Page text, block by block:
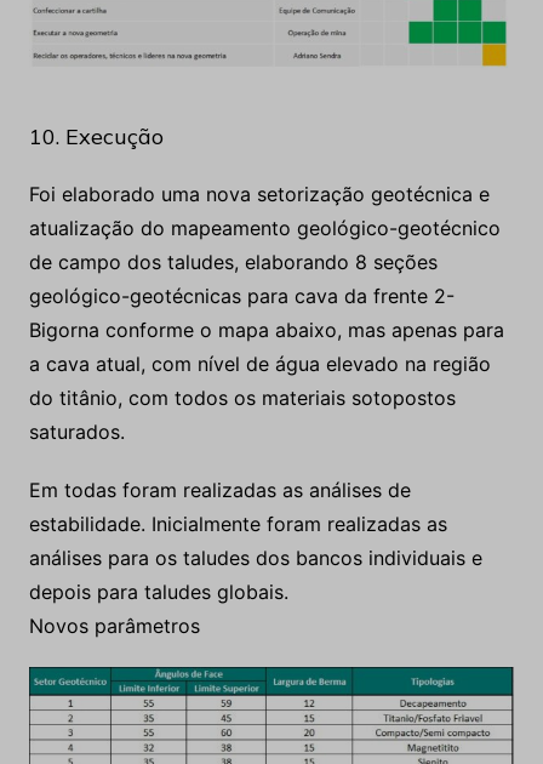
10. Execução
Foi elaborado uma nova setorização geotécnica e
de campo dos taludes, elaborando 8 seções
Bigorna conforme o mapa abaixo, mas apenas para
a cava atual, com nível de água elevado na região
do titânio, com todos os materiais sotopostos
saturados.
Em todas foram realizadas as análises de
estabilidade. Inicialmente foram realizadas as
análises para os taludes dos bancos individuais e
Novos parâmetros
Novos parâmetros Geotécnicos da Cava CMT